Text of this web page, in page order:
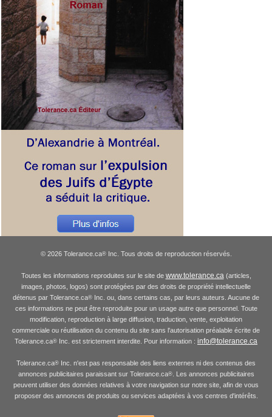
© 2026 Tolerance.ca®Inc. Tous droits de reproduction réservés.
Toutes les informations reproduites sur le site de www.tolerance.ca(articles,
images, photos, logos) sont protégées par des droits de propriété intellectuelle
détenus par Tolerance.ca® Inc. ou, dans certains cas, par leurs auteurs. Aucune de
ces informations ne peut être reproduite pour un usage autre que personnel. Toute
modification, reproduction à large diffusion, traduction, vente, exploitation
commerciale ou réutilisation du contenu du site sans l'autorisation préalable écrite de
Tolerance.ca® Inc. est strictement interdite. Pour information : info@tolerance.ca
Tolerance.ca® Inc. n'est pas responsable des liens externes ni des contenus des
annonces publicitaires paraissant sur Tolerance.ca®. Les annonces publicitaires
peuvent utiliser des données relatives à votre navigation sur notre site, afin de vous
proposer des annonces de produits ou services adaptées à vos centres d'intérêts.